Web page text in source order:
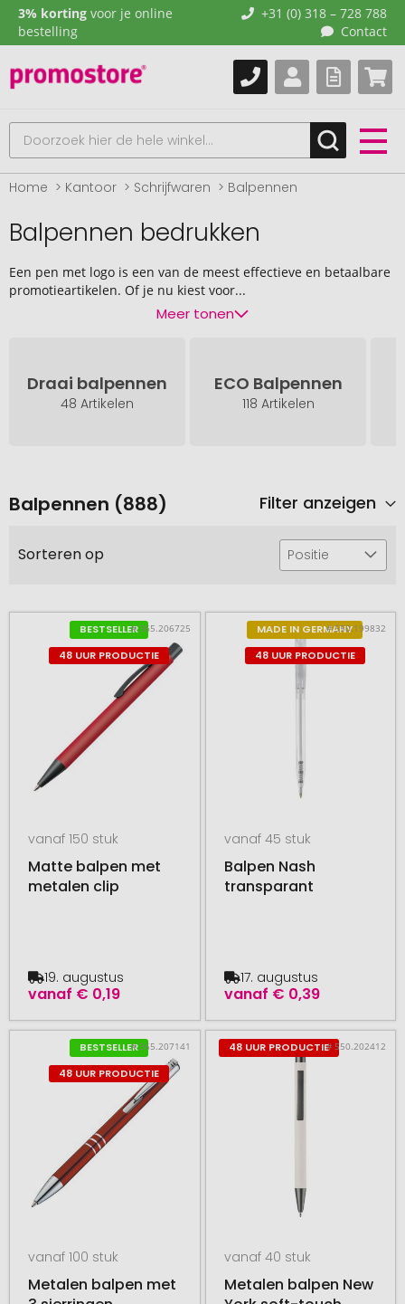
3% korting voor je online
bestelling
+31 (0) 318 – 728 788
Contact
Home Kantoor Schrijfwaren Balpennen
Balpennen bedrukken
Een pen met logo is een van de meest effectieve en betaalbare
promotieartikelen. Of je nu kiest voor...
Meer tonen
Draai balpennen
48 Artikelen
ECO Balpennen
118 Artikelen
Balpennen (888) Filter anzeigen
Sorteren op Positie
BESTSELLER
48 UUR PRODUCTIE
# 365.206725
vanaf 150 stuk
Matte balpen met
metalen clip
vanaf € 0,19
19. augustus
MADE IN GERMANY
48 UUR PRODUCTIE
# 550.199832
vanaf 45 stuk
Balpen Nash
transparant
vanaf € 0,39
17. augustus
BESTSELLER
48 UUR PRODUCTIE
# 365.207141
vanaf 100 stuk
Metalen balpen met
48 UUR PRODUCTIE# 550.202412
vanaf 40 stuk
Metalen balpen New